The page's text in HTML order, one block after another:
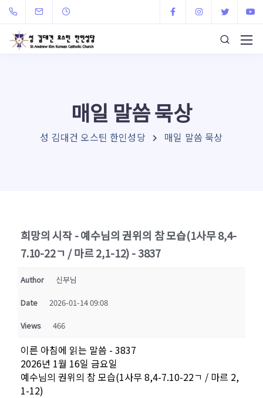
매일 말씀 묵상
성 김대건 오스틴 한인성당 매일 말씀 묵상
희망의 시작 - 예수님의 권위의 참 모습(1사무 8,4-
7.10-22ㄱ / 마르 2,1-12) - 3837
Author 신부님
Date 2026-01-14 09:08
Views 466
이른 아침에 읽는 말씀 - 3837
2026년 1월 16일 금요일
예수님의 권위의 참 모습(1사무 8,4-7.10-22ㄱ / 마르 2,
1-12)